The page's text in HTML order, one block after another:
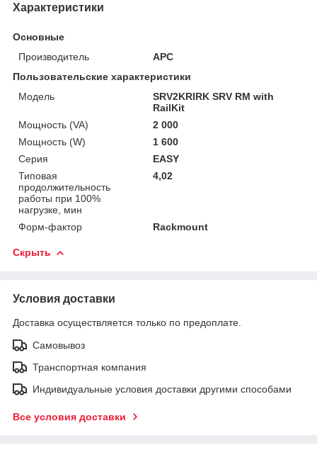
Характеристики
Основные
Производитель
APC
Пользовательские характеристики
Модель
SRV2KRIRK SRV RM with
RailKit
Мощность (VA)
2 000
Мощность (W)
1 600
Серия
EASY
Типовая
продолжительность
работы при 100%
нагрузке, мин
4,02
Форм-фактор Rackmount
Скрыть
Условия доставки
Доставка осуществляется только по предоплате.
Самовывоз
Транспортная компания
Индивидуальные условия доставки другими способами
Все условия доставки